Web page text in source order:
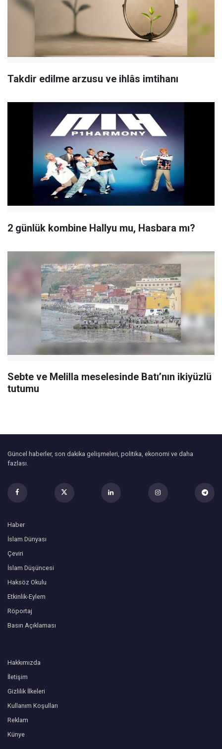
Takdir edilme arzusu ve ihlâs imtihanı
2 günlük kombine Hallyu mu, Hasbara mı?
Sebte ve Melilla meselesinde Batı’nın ikiyüzlü
tutumu
Güncel haberler, son dakika gelişmeleri, politika, ekonomi ve daha
fazlası.
Haber
İslam Dünyası
Çeviri
İslam Düşüncesi
Haksöz Okulu
Etkinlik-Eylem
Röportaj
Basın Açıklaması
Hakkımızda
İletişim
Gizlilik İlkeleri
Kullanım Koşulları
Reklam
Künye